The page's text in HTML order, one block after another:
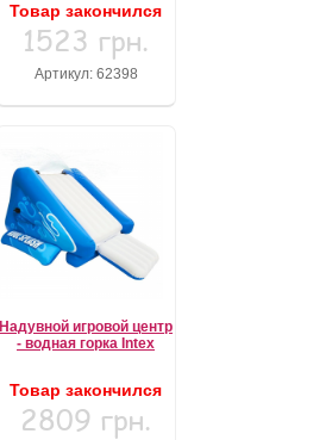
Товар закончился
1523 грн.
Артикул: 62398
Надувной игровой центр
- водная горка Intex
Товар закончился
2809 грн.